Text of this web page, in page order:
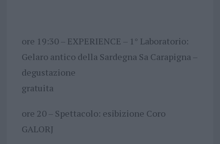
ore 19:30 – EXPERIENCE – 1° Laboratorio:
Gelaro antico della Sardegna Sa Carapigna –
degustazione
gratuita
ore 20 – Spettacolo: esibizione Coro
GALORJ